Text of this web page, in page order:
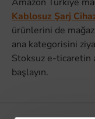
Kablosuz Şarj
ürünlerini de
ana kategorisini
Stoksuz e-ticaretin
başlayın.